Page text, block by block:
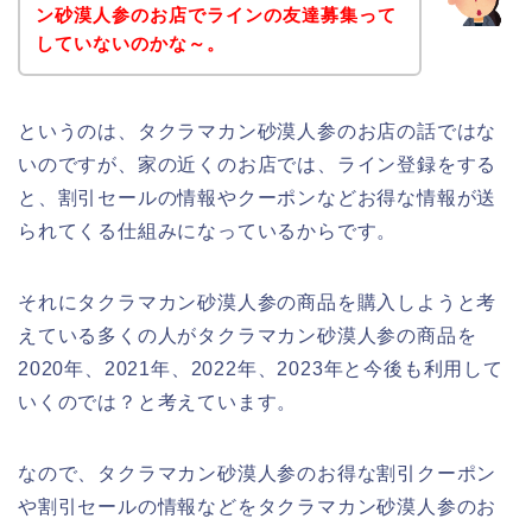
ン砂漠人参のお店でラインの友達募集って
していないのかな～。
というのは、タクラマカン砂漠人参のお店の話ではな
いのですが、家の近くのお店では、ライン登録をする
と、割引セールの情報やクーポンなどお得な情報が送
られてくる仕組みになっているからです。
それにタクラマカン砂漠人参の商品を購入しようと考
えている多くの人がタクラマカン砂漠人参の商品を
2020年、2021年、2022年、2023年と今後も利用して
いくのでは？と考えています。
なので、タクラマカン砂漠人参のお得な割引クーポン
や割引セールの情報などをタクラマカン砂漠人参のお